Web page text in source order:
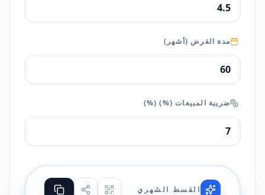
مدة القرض(أشهر )
ضريبة المبيعات (%)(%)
القسط الشهري